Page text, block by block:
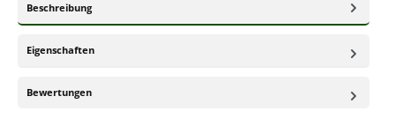
Beschreibung
Eigenschaften
Bewertungen